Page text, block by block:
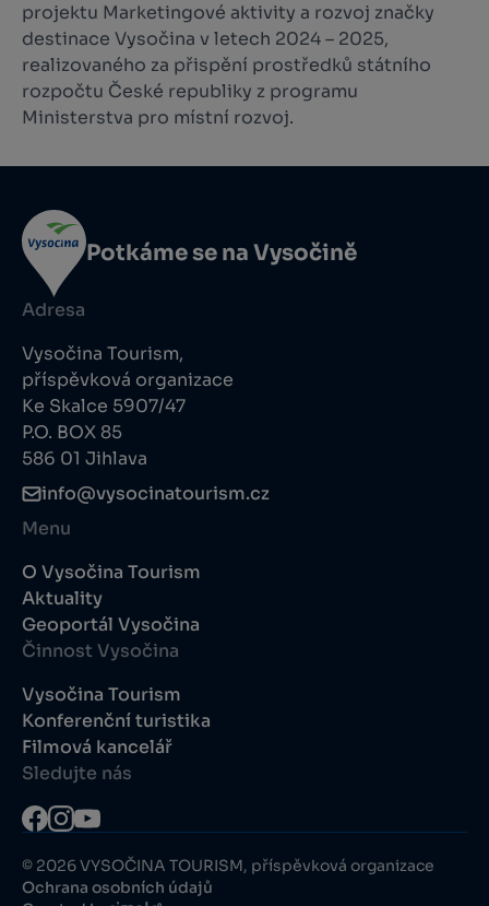
projektu Marketingové aktivity a rozvoj značky
destinace Vysočina v letech 2024 – 2025,
realizovaného za přispění prostředků státního
rozpočtu České republiky z programu
Ministerstva pro místní rozvoj.
Potkáme se na Vysočině
Adresa
Vysočina Tourism,
příspěvková organizace
Ke Skalce 5907/47
P.O. BOX 85
586 01 Jihlava
info@vysocinatourism.cz
Menu
O Vysočina Tourism
Aktuality
Geoportál Vysočina
Činnost Vysočina
Vysočina Tourism
Konferenční turistika
Filmová kancelář
Sledujte nás
© 2026 VYSOČINA TOURISM, příspěvková organizace
Ochrana osobních údajů